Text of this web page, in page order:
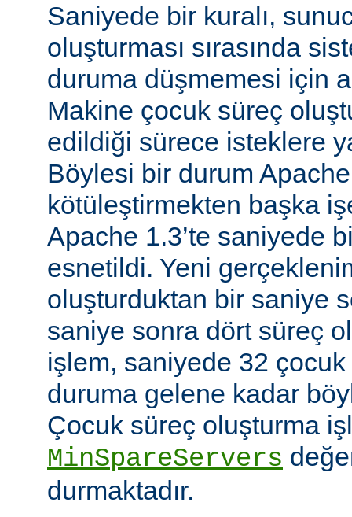
Saniyede bir kuralı,
oluşturması sırasında
duruma düşmemesi için
Makine çocuk süreç
edildiği sürece isteklere
Böylesi bir durum
kötüleştirmekten başka
Apache 1.3’te saniyede
esnetildi. Yeni
oluşturduktan bir saniye
saniye sonra dört süreç
işlem, saniyede 32
duruma gelene kadar
Çocuk süreç oluşturma
MinSpareServers
durmaktadır.